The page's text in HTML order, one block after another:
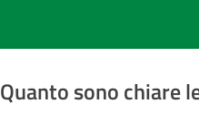
Quanto sono chiare